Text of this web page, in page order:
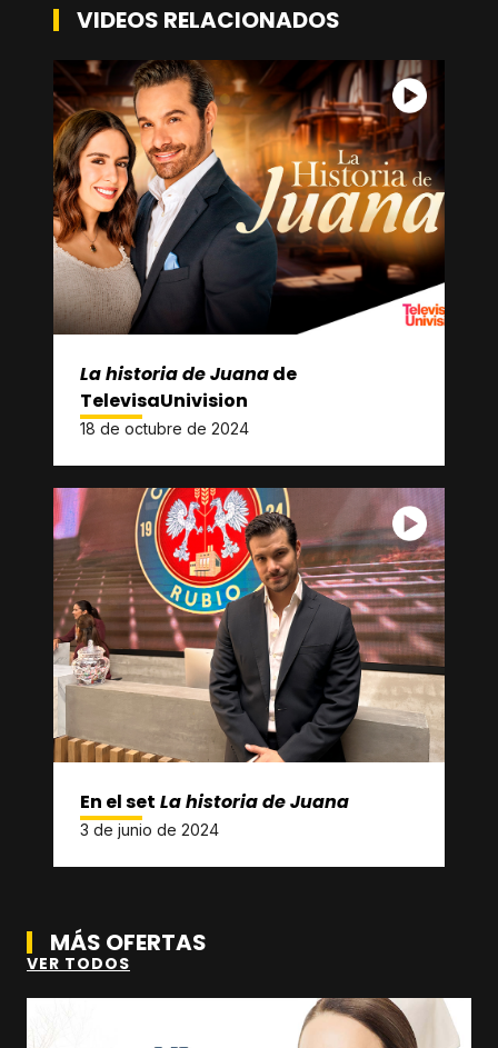
VIDEOS RELACIONADOS
La historia de Juanade
TelevisaUnivision
18 de octubre de 2024
En el set La historia de Juana
3 de junio de 2024
MÁS OFERTAS
VER TODOS